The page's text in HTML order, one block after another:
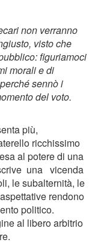
non verranno
visto che
figuriamoci
morali e di
sennò i
del voto.
più,
ricchissimo
al potere di una
una vicenda
le subalternità, le
rendono
politico.
al libero arbitrio